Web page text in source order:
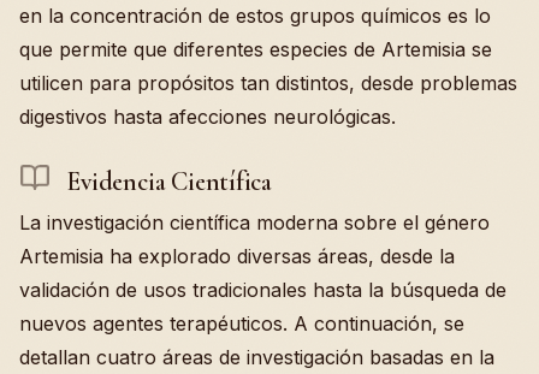
en la concentración de estos grupos químicos es lo
que permite que diferentes especies de Artemisia se
utilicen para propósitos tan distintos, desde problemas
digestivos hasta afecciones neurológicas.
Evidencia Científica
La investigación científica moderna sobre el género
Artemisia ha explorado diversas áreas, desde la
validación de usos tradicionales hasta la búsqueda de
nuevos agentes terapéuticos. A continuación, se
detallan cuatro áreas de investigación basadas en la